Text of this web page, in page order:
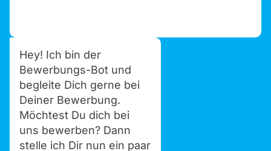
Hey! Ich bin der
Bewerbungs-Bot und
begleite Dich gerne bei
Deiner Bewerbung.
Möchtest Du dich bei
uns bewerben? Dann
stelle ich Dir nun ein paar